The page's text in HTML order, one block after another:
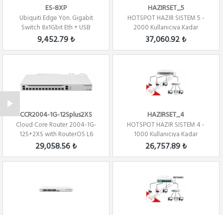
ES-8XP
Ubiquiti Edge Yön. Gigabit
Switch 8x1Gbit Eth + USB
150Watt
9,452.79 ₺
HAZIRSET_5
HOTSPOT HAZIR SISTEM 5 -
2000 Kullanıcıya Kadar
37,060.92 ₺
CCR2004-1G-12Splus2XS
Cloud Core Router 2004-1G-
12S+2XS with RouterOS L6
license Firew...
29,058.56 ₺
HAZIRSET_4
HOTSPOT HAZIR SISTEM 4 -
1000 Kullanıcıya Kadar
26,757.89 ₺